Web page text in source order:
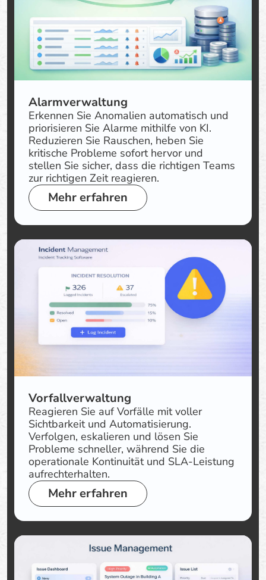
Alarmverwaltung
Erkennen Sie Anomalien automatisch und
priorisieren Sie Alarme mithilfe von KI.
Reduzieren Sie Rauschen, heben Sie
kritische Probleme sofort hervor und
stellen Sie sicher, dass die richtigen Teams
zur richtigen Zeit reagieren.
Mehr erfahren
Vorfallverwaltung
Reagieren Sie auf Vorfälle mit voller
Sichtbarkeit und Automatisierung.
Verfolgen, eskalieren und lösen Sie
Probleme schneller, während Sie die
operationale Kontinuität und SLA-Leistung
aufrechterhalten.
Mehr erfahren